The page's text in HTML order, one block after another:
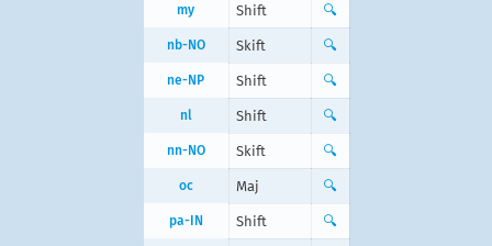
my Shift 🔍
nb-NO Skift 🔍
ne-NP Shift 🔍
nl Shift 🔍
nn-NO Skift 🔍
oc Maj 🔍
pa-IN Shift 🔍